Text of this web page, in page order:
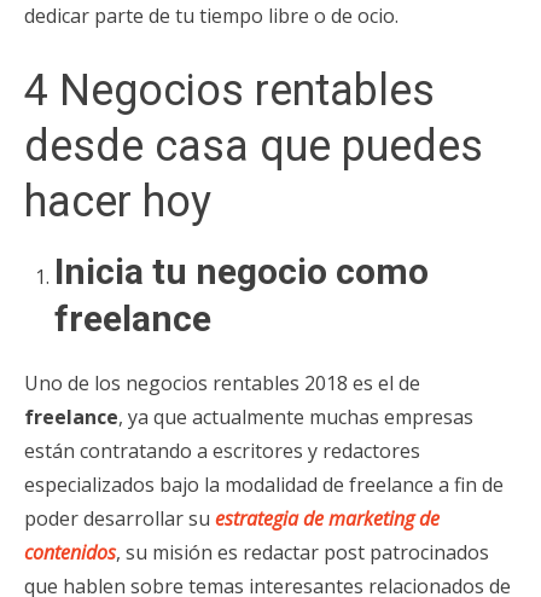
dedicar parte de tu tiempo libre o de ocio.
4 Negocios rentables
desde casa que puedes
hacer hoy
Inicia tu negocio como
freelance
Uno de los negocios rentables 2018 es el de
freelance, ya que actualmente muchas empresas
están contratando a escritores y redactores
especializados bajo la modalidad de freelance a fin de
poder desarrollar su estrategia de marketing de
contenidos, su misión es redactar post patrocinados
que hablen sobre temas interesantes relacionados de